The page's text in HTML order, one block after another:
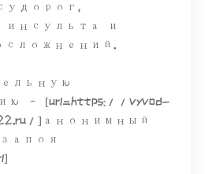
инсульта и
– [url=https://vyvod-
]анонимный